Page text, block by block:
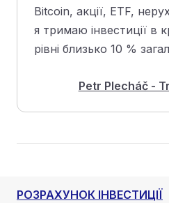
Bitcoin, акції, ETF,
я тримаю інвестиції в
рівні близько 10 %
Petr Plecháč -
РОЗРАХУНОК ІНВЕСТИЦІЇ